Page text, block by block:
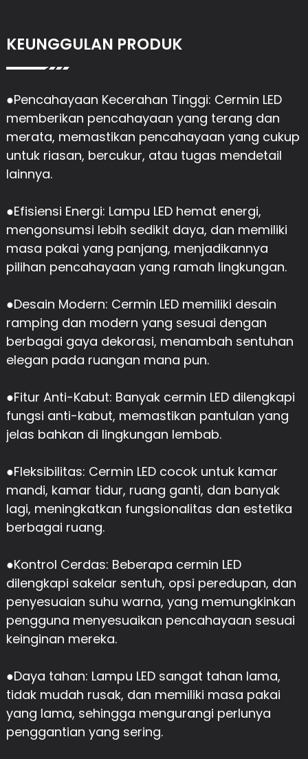
KEUNGGULAN PRODUK
●Pencahayaan Kecerahan Tinggi: Cermin LED
memberikan pencahayaan yang terang dan
merata, memastikan pencahayaan yang cukup
untuk riasan, bercukur, atau tugas mendetail
lainnya.
●Efisiensi Energi: Lampu LED hemat energi,
mengonsumsi lebih sedikit daya, dan memiliki
masa pakai yang panjang, menjadikannya
pilihan pencahayaan yang ramah lingkungan.
●Desain Modern: Cermin LED memiliki desain
ramping dan modern yang sesuai dengan
berbagai gaya dekorasi, menambah sentuhan
elegan pada ruangan mana pun.
●Fitur Anti-Kabut: Banyak cermin LED dilengkapi
fungsi anti-kabut, memastikan pantulan yang
jelas bahkan di lingkungan lembab.
●Fleksibilitas: Cermin LED cocok untuk kamar
mandi, kamar tidur, ruang ganti, dan banyak
lagi, meningkatkan fungsionalitas dan estetika
berbagai ruang.
●Kontrol Cerdas: Beberapa cermin LED
dilengkapi sakelar sentuh, opsi peredupan, dan
penyesuaian suhu warna, yang memungkinkan
pengguna menyesuaikan pencahayaan sesuai
keinginan mereka.
●Daya tahan: Lampu LED sangat tahan lama,
tidak mudah rusak, dan memiliki masa pakai
yang lama, sehingga mengurangi perlunya
penggantian yang sering.